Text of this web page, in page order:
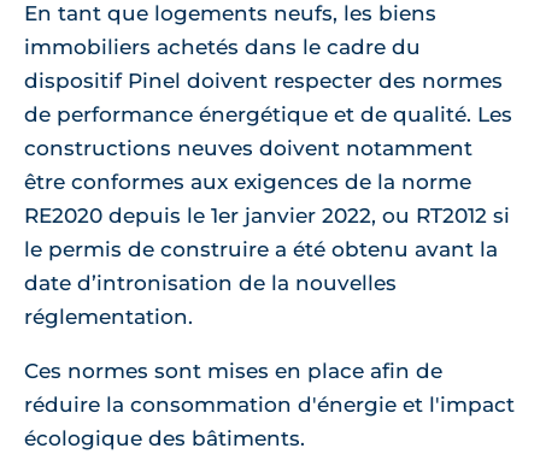
En tant que logements neufs, les biens
immobiliers achetés dans le cadre du
dispositif Pinel doivent respecter des normes
de performance énergétique et de qualité. Les
constructions neuves doivent notamment
être conformes aux exigences de la norme
RE2020 depuis le 1er janvier 2022, ou RT2012 si
le permis de construire a été obtenu avant la
date d’intronisation de la nouvelles
réglementation.
Ces normes sont mises en place afin de
réduire la consommation d'énergie et l'impact
écologique des bâtiments.